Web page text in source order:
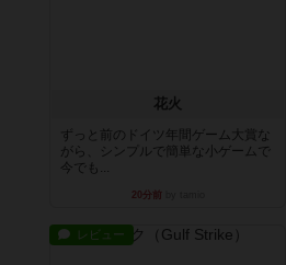
花火
ずっと前のドイツ年間ゲーム大賞な
がら、シンプルで簡単な小ゲームで
今でも...
20分前
レビュー